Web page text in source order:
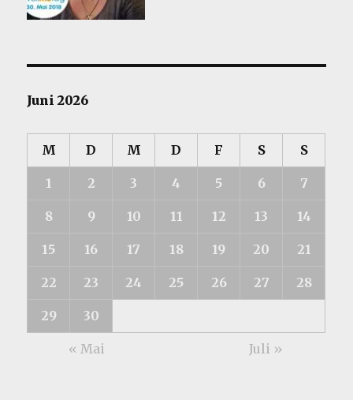
Juni 2026
M D M D F S S
1 2 3 4 5 6 7
8 9 10 11 12 13 14
15 16 17 18 19 20 21
22 23 24 25 26 27 28
29 30
« Mai Juli »